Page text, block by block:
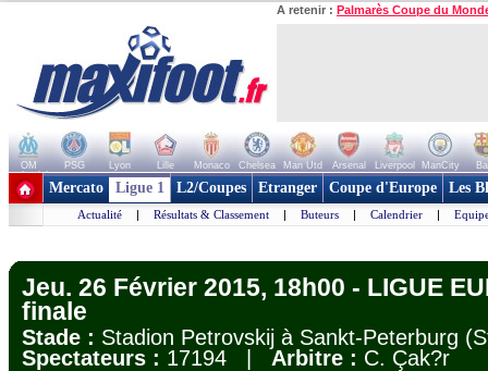
A retenir : Palmarès Coupe du
OM PSG Lyon Lille Monaco Chelsea Man Utd Arsenal Liverpool ManCity
+ de clubs
Mercato Ligue 1 L2/Coupes Etranger Coupe d'Europe Les
Actualité | Résultats & Classement | Buteurs | Calendrier |
Jeu. 26 Février 2015, 18h00 - LIGUE
finale
Stade : Stadion Petrovskij à Sankt-Peterburg
Spectateurs : 17194 | Arbitre : C. Çak?r